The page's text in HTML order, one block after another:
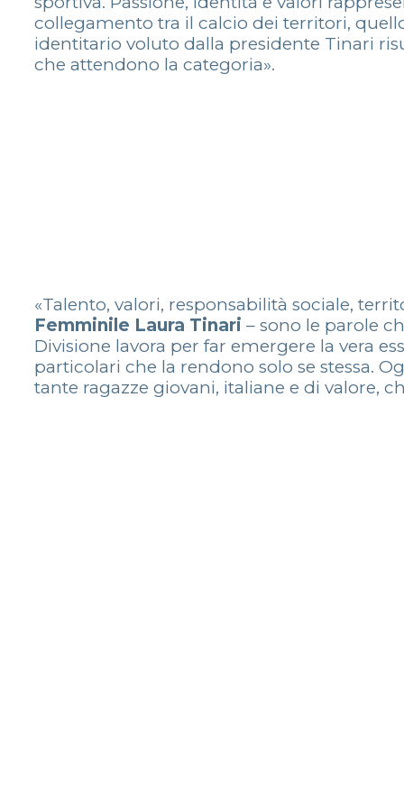
collegamento tra il calcio dei territori,
identitario voluto dalla presidente Tinari
che attendono la categoria».
«Talento, valori, responsabilità sociale,
Femminile Laura Tinari – sono le parole
Divisione lavora per far emergere la vera
particolari che la rendono solo se stessa.
tante ragazze giovani, italiane e di valore,